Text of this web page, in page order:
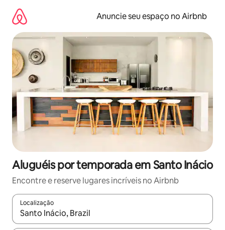
para
conteúdo
Anuncie seu espaço no Airbnb
Aluguéis por temporada em Santo Inácio
Encontre e reserve lugares incríveis no Airbnb
Localização
Quando os resultados estiverem disponíveis, explore-os